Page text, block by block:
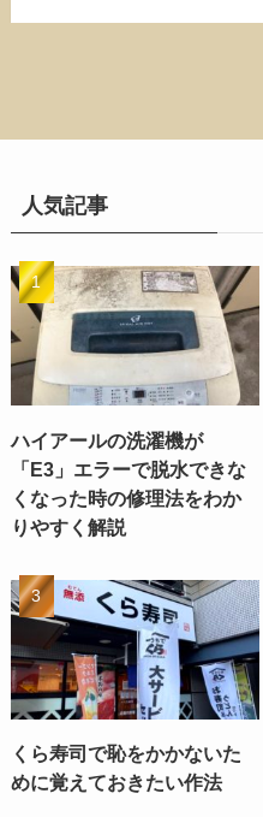
人気記事
ハイアールの洗濯機が
「E3」エラーで脱水できな
くなった時の修理法をわか
りやすく解説
くら寿司で恥をかかないた
めに覚えておきたい作法